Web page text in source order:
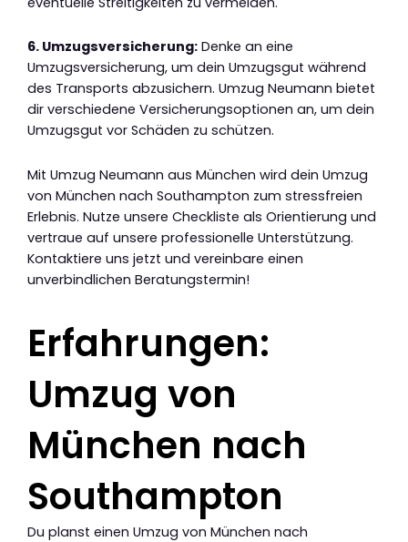
6. Umzugsversicherung: Denke an eine
Umzugsversicherung, um dein Umzugsgut während
des Transports abzusichern. Umzug Neumann bietet
dir verschiedene Versicherungsoptionen an, um dein
Umzugsgut vor Schäden zu schützen.
Mit Umzug Neumann aus München wird dein Umzug
von München nach Southampton zum stressfreien
Erlebnis. Nutze unsere Checkliste als Orientierung und
vertraue auf unsere professionelle Unterstützung.
Kontaktiere uns jetzt und vereinbare einen
unverbindlichen Beratungstermin!
Erfahrungen:
Umzug von
München nach
Southampton
Du planst einen Umzug von München nach